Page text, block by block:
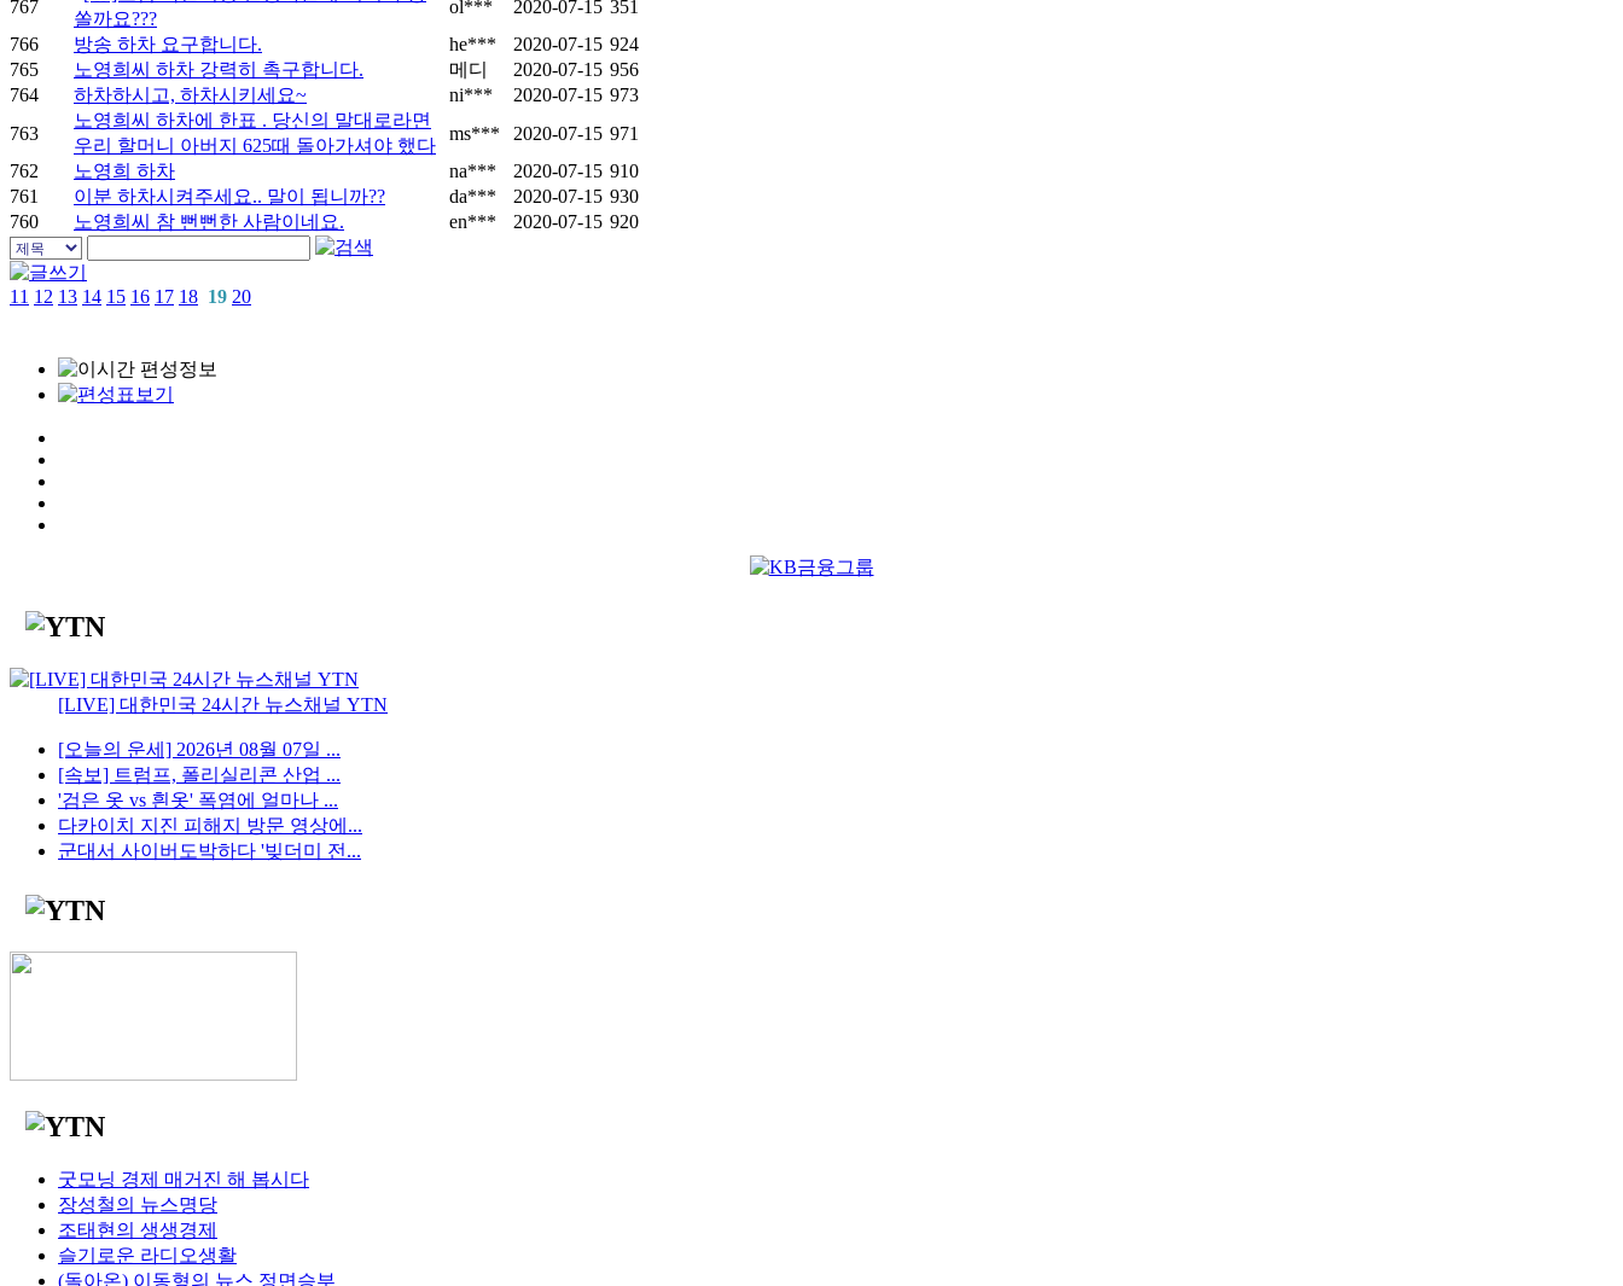
767
쏠까요???
ol*** 2020-07-15 351
766
방송 하차 요구합니다. he*** 2020-07-15 924
765
노영희씨 하차 강력히 촉구합니다. 메디 2020-07-15 956
764
하차하시고, 하차시키세요~ ni*** 2020-07-15 973
763
노영희씨 하차에 한표 . 당신의 말대로라면
우리 할머니 아버지 625때 돌아가셔야 했다
ms*** 2020-07-15 971
762
노영희 하차 na*** 2020-07-15 910
761
이분 하차시켜주세요.. 말이 됩니까?? da*** 2020-07-15 930
760
노영희씨 참 뻔뻔한 사람이네요. en*** 2020-07-15 920
11 12 13 14 15 16 17 18 19 20
[LIVE] 대한민국 24시간 뉴스채널 YTN
[오늘의 운세] 2026년 08월 07일 ...
[속보] 트럼프, 폴리실리콘 산업 ...
'검은 옷 vs 흰옷' 폭염에 얼마나 ...
다카이치 지진 피해지 방문 영상에...
군대서 사이버도박하다 '빚더미 전...
굿모닝 경제 매거진 해 봅시다
장성철의 뉴스명당
조태현의 생생경제
슬기로운 라디오생활
(돌아온) 이동형의 뉴스 정면승부